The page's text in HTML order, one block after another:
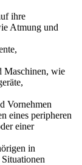
ihre
Atmung und
Maschinen, wie
Vornehmen
eines peripheren
einer
in